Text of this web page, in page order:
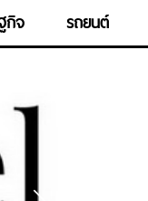
กิจ รถยนต์